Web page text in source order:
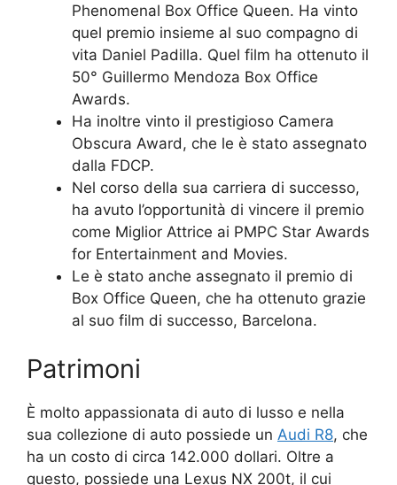
Phenomenal Box Office Queen. Ha vinto
quel premio insieme al suo compagno di
vita Daniel Padilla. Quel film ha ottenuto il
50° Guillermo Mendoza Box Office
Awards.
Ha inoltre vinto il prestigioso Camera
Obscura Award, che le è stato assegnato
dalla FDCP.
Nel corso della sua carriera di successo,
ha avuto l’opportunità di vincere il premio
come Miglior Attrice ai PMPC Star Awards
for Entertainment and Movies.
Le è stato anche assegnato il premio di
Box Office Queen, che ha ottenuto grazie
al suo film di successo, Barcelona.
Patrimoni
È molto appassionata di auto di lusso e nella
sua collezione di auto possiede un Audi R8, che
ha un costo di circa 142.000 dollari. Oltre a
questo, possiede una Lexus NX 200t, il cui